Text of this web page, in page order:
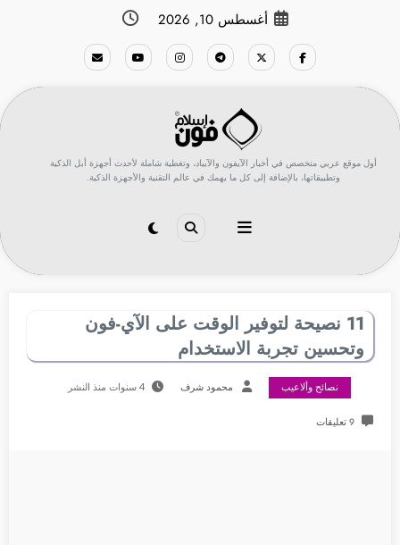
أغسطس 10, 2026
أول موقع عربي متخصص في أخبار الآيفون والآيباد، وتغطية شاملة لأحدث أجهزة أبل الذكية
وتطبيقاتها، بالإضافة إلى كل ما يهمك في عالم التقنية والأجهزة الذكية.
11 نصيحة لتوفير الوقت على الآي-فون
وتحسين تجربة الاستخدام
نصائح وألاعيب محمود شرف 4 سنوات منذ النشر
9 تعليقات